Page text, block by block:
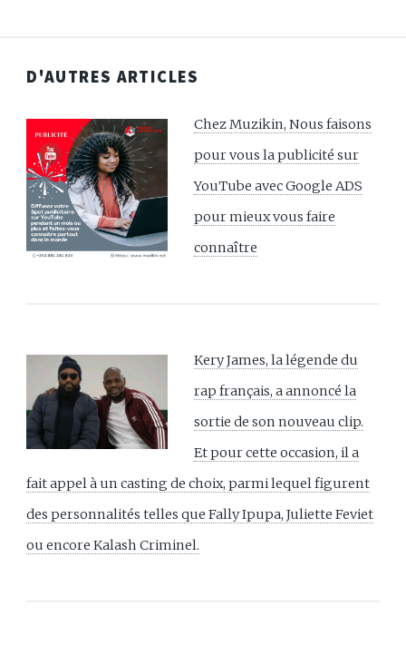
D'AUTRES ARTICLES
Chez Muzikin, Nous faisons
pour vous la publicité sur
YouTube avec Google ADS
pour mieux vous faire
connaître
Kery James, la légende du
rap français, a annoncé la
sortie de son nouveau clip.
Et pour cette occasion, il a
fait appel à un casting de choix, parmi lequel figurent
des personnalités telles que Fally Ipupa, Juliette Feviet
ou encore Kalash Criminel.